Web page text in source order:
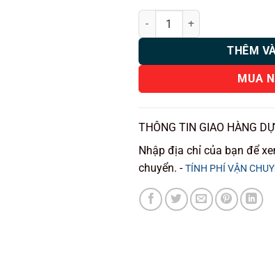
MSPORT AI ANDROID BOX
THÊM
MUA
THÔNG TIN GIAO HÀNG
Nhập địa chỉ của bạn để
chuyển. -TÍNH PHÍ VẬN